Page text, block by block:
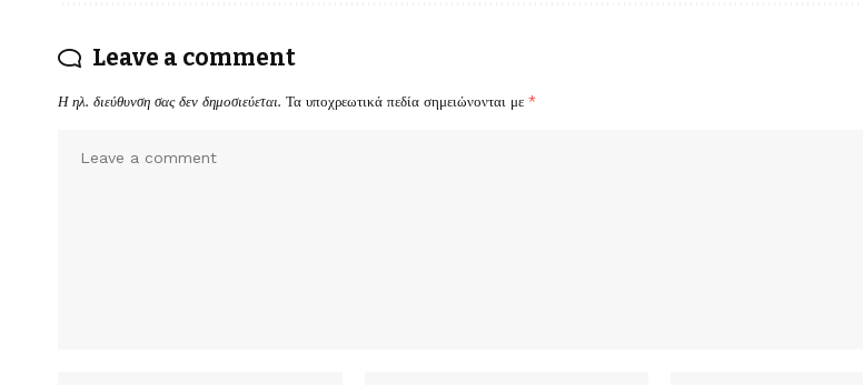
Leave a comment
Η ηλ. διεύθυνση σας δεν δημοσιεύεται. Τα υποχρεωτικά πεδία σημειώνονται με *